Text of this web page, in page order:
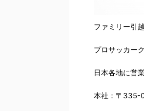
ファミリー引
プロサッカー
日本各地に営
本社：〒335-